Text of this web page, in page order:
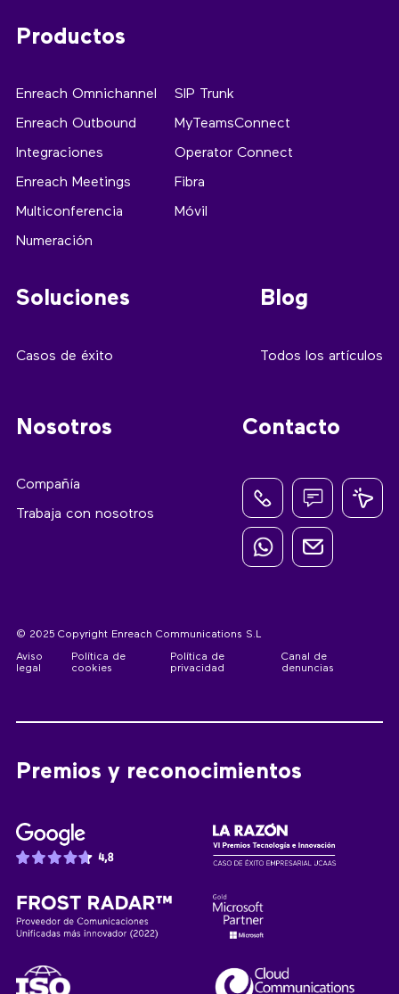
Productos
Enreach Omnichannel
Enreach Outbound
Integraciones
Enreach Meetings
Multiconferencia
Numeración
SIP Trunk
MyTeamsConnect
Operator Connect
Fibra
Móvil
Soluciones
Casos de éxito
Blog
Todos los artículos
Nosotros
Compañía
Trabaja con nosotros
Contacto
© 2025 Copyright Enreach Communications S.L
Aviso
legal
Política de
cookies
Política de
privacidad
Canal de
denuncias
Premios y reconocimientos